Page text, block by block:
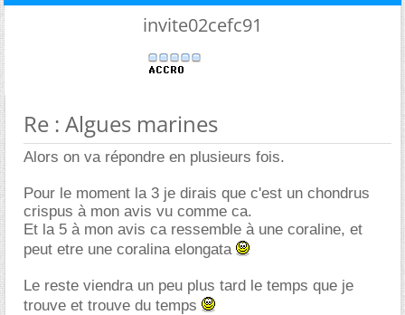
invite02cefc91
Re : Algues marines
Alors on va répondre en plusieurs fois.
Pour le moment la 3 je dirais que c'est un chondrus
crispus à mon avis vu comme ca.
Et la 5 à mon avis ca ressemble à une coraline, et
peut etre une coralina elongata
Le reste viendra un peu plus tard le temps que je
trouve et trouve du temps